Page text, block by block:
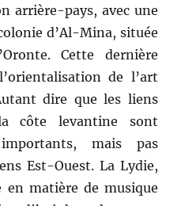
arrière-pays, avec une
d’Al-Mina, située
Cette dernière
de l’art
dire que les liens
côte levantine sont
mais pas
Est-Ouest. La Lydie,
en matière de musique